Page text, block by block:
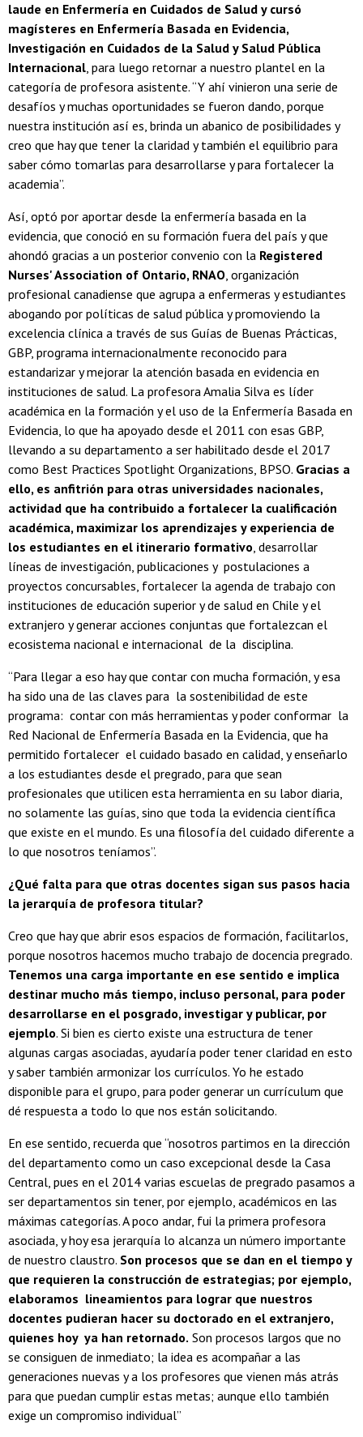
laude en Enfermería en Cuidados de Salud y cursó
magísteres en Enfermería Basada en Evidencia,
Investigación en Cuidados de la Salud y Salud Pública
Internacional, para luego retornar a nuestro plantel en la
categoría de profesora asistente. “Y ahí vinieron una serie de
desafíos y muchas oportunidades se fueron dando, porque
nuestra institución así es, brinda un abanico de posibilidades y
creo que hay que tener la claridad y también el equilibrio para
saber cómo tomarlas para desarrollarse y para fortalecer la
academia”.
Así, optó por aportar desde la enfermería basada en la
evidencia, que conoció en su formación fuera del país y que
ahondó gracias a un posterior convenio con la Registered
Nurses' Association of Ontario, RNAO, organización
profesional canadiense que agrupa a enfermeras y estudiantes
abogando por políticas de salud pública y promoviendo la
excelencia clínica a través de sus Guías de Buenas Prácticas,
GBP, programa internacionalmente reconocido para
estandarizar y mejorar la atención basada en evidencia en
instituciones de salud. La profesora Amalia Silva es líder
académica en la formación y el uso de la Enfermería Basada en
Evidencia, lo que ha apoyado desde el 2011 con esas GBP,
llevando a su departamento a ser habilitado desde el 2017
como Best Practices Spotlight Organizations, BPSO. Gracias a
ello, es anfitrión para otras universidades nacionales,
actividad que ha contribuido a fortalecer la cualificación
académica, maximizar los aprendizajes y experiencia de
los estudiantes en el itinerario formativo, desarrollar
líneas de investigación, publicaciones y postulaciones a
proyectos concursables, fortalecer la agenda de trabajo con
instituciones de educación superior y de salud en Chile y el
extranjero y generar acciones conjuntas que fortalezcan el
ecosistema nacional e internacional de la disciplina.
“Para llegar a eso hay que contar con mucha formación, y esa
ha sido una de las claves para la sostenibilidad de este
programa: contar con más herramientas y poder conformar la
Red Nacional de Enfermería Basada en la Evidencia, que ha
permitido fortalecer el cuidado basado en calidad, y enseñarlo
a los estudiantes desde el pregrado, para que sean
profesionales que utilicen esta herramienta en su labor diaria,
no solamente las guías, sino que toda la evidencia científica
que existe en el mundo. Es una filosofía del cuidado diferente a
lo que nosotros teníamos”.
¿Qué falta para que otras docentes sigan sus pasos hacia
la jerarquía de profesora titular?
Creo que hay que abrir esos espacios de formación, facilitarlos,
porque nosotros hacemos mucho trabajo de docencia pregrado.
Tenemos una carga importante en ese sentido e implica
destinar mucho más tiempo, incluso personal, para poder
desarrollarse en el posgrado, investigar y publicar, por
ejemplo. Si bien es cierto existe una estructura de tener
algunas cargas asociadas, ayudaría poder tener claridad en esto
y saber también armonizar los currículos. Yo he estado
disponible para el grupo, para poder generar un currículum que
dé respuesta a todo lo que nos están solicitando.
En ese sentido, recuerda que “nosotros partimos en la dirección
del departamento como un caso excepcional desde la Casa
Central, pues en el 2014 varias escuelas de pregrado pasamos a
ser departamentos sin tener, por ejemplo, académicos en las
máximas categorías. A poco andar, fui la primera profesora
asociada, y hoy esa jerarquía lo alcanza un número importante
de nuestro claustro. Son procesos que se dan en el tiempo y
que requieren la construcción de estrategias; por ejemplo,
elaboramos lineamientos para lograr que nuestros
docentes pudieran hacer su doctorado en el extranjero,
quienes hoy ya han retornado. Son procesos largos que no
se consiguen de inmediato; la idea es acompañar a las
generaciones nuevas y a los profesores que vienen más atrás
para que puedan cumplir estas metas; aunque ello también
exige un compromiso individual”